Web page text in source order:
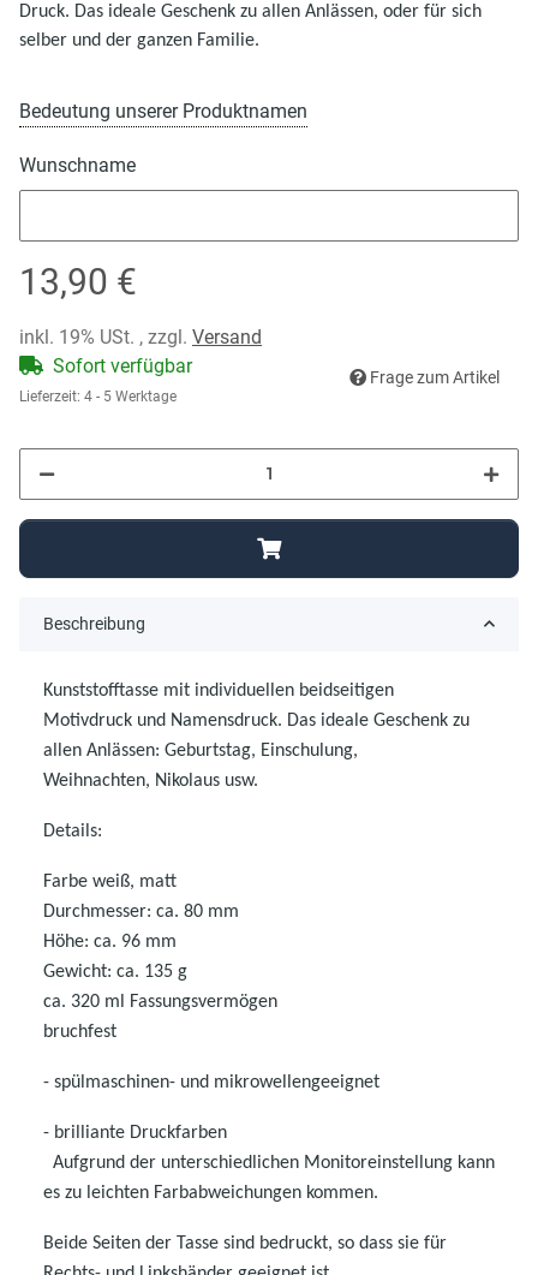
Druck. Das ideale Geschenk zu allen Anlässen, oder für sich
selber und der ganzen Familie.
Bedeutung unserer Produktnamen
Wunschname
13,90 €
inkl. 19% USt. , zzgl. Versand
Sofort verfügbar
Lieferzeit: 4 - 5 Werktage
Frage zum Artikel
Beschreibung
Kunststofftasse mit individuellen beidseitigen
Motivdruck und Namensdruck. Das ideale Geschenk zu
allen Anlässen: Geburtstag, Einschulung,
Weihnachten, Nikolaus usw.
Details:
Farbe weiß, matt
Durchmesser: ca. 80 mm
Höhe: ca. 96 mm
Gewicht: ca. 135 g
ca. 320 ml Fassungsvermögen
bruchfest
- spülmaschinen- und mikrowellengeeignet
- brilliante Druckfarben
Aufgrund der unterschiedlichen Monitoreinstellung kann
es zu leichten Farbabweichungen kommen.
Beide Seiten der Tasse sind bedruckt, so dass sie für